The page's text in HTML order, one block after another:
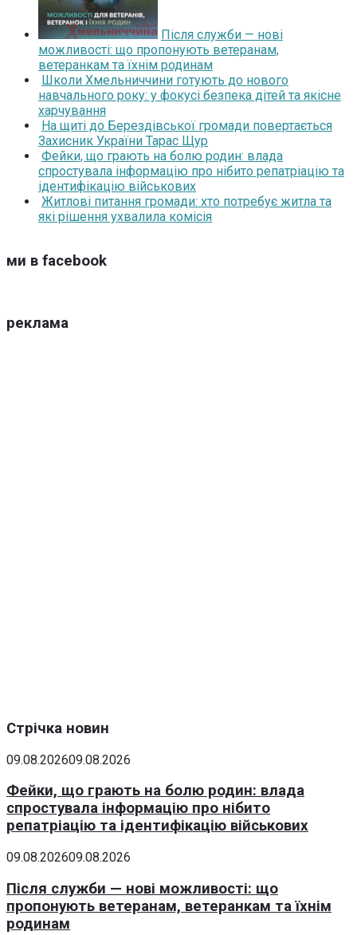
Після служби — нові
можливості: що пропонують ветеранам,
ветеранкам та їхнім родинам
Школи Хмельниччини готують до нового
навчального року: у фокусі безпека дітей та якісне
харчування
На щиті до Берездівської громади повертається
Захисник України Тарас Щур
Фейки, що грають на болю родин: влада
спростувала інформацію про нібито репатріацію та
ідентифікацію військових
Житлові питання громади: хто потребує житла та
які рішення ухвалила комісія
ми в facebook
реклама
Стрічка новин
09.08.202609.08.2026
Фейки, що грають на болю родин: влада
спростувала інформацію про нібито
репатріацію та ідентифікацію військових
09.08.202609.08.2026
Після служби — нові можливості: що
пропонують ветеранам, ветеранкам та їхнім
родинам